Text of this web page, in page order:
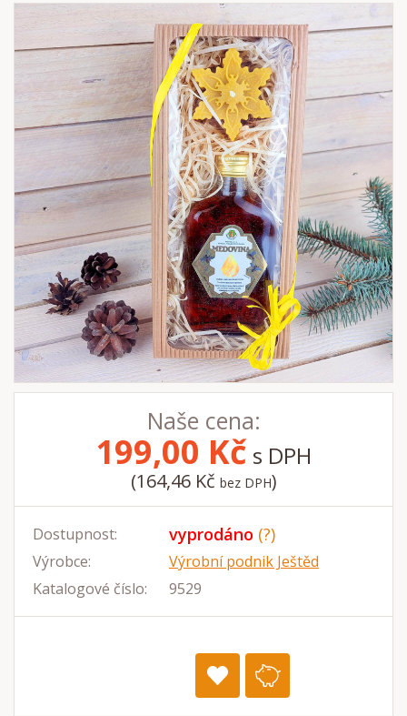
Naše cena:
199,00 Kč s DPH
(164,46 Kč bez DPH)
Dostupnost: vyprodáno (?)
Výrobce:
Výrobní podnik Ještěd
Katalogové číslo:
9529